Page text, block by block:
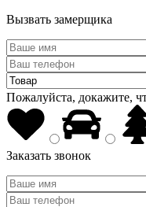
Вызвать замерщика
Пожалуйста, докажите,
Заказать звонок